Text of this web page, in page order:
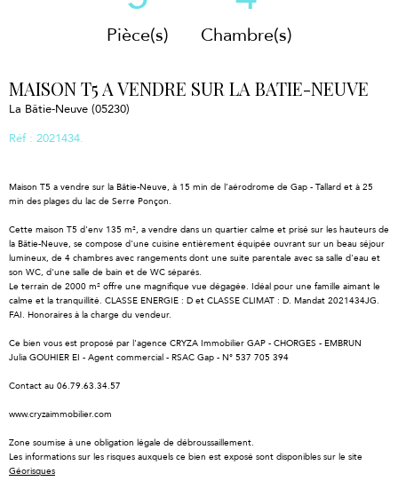
Pièce(s) Chambre(s)
MAISON T5 A VENDRE SUR LA BATIE-NEUVE
La Bâtie-Neuve (05230)
Réf : 2021434.
Maison T5 a vendre sur la Bâtie-Neuve, à 15 min de l’aérodrome de Gap - Tallard et à 25
min des plages du lac de Serre Ponçon.
Cette maison T5 d'env 135 m², a vendre dans un quartier calme et prisé sur les hauteurs de
la Bâtie-Neuve, se compose d'une cuisine entièrement équipée ouvrant sur un beau séjour
lumineux, de 4 chambres avec rangements dont une suite parentale avec sa salle d'eau et
son WC, d'une salle de bain et de WC séparés.
Le terrain de 2000 m² offre une magnifique vue dégagée. Idéal pour une famille aimant le
calme et la tranquillité. CLASSE ENERGIE : D et CLASSE CLIMAT : D. Mandat 2021434JG.
FAI. Honoraires à la charge du vendeur.
Ce bien vous est proposé par l'agence CRYZA Immobilier GAP - CHORGES - EMBRUN
Julia GOUHIER EI - Agent commercial - RSAC Gap - N° 537 705 394
Contact au 06.79.63.34.57
www.cryzaimmobilier.com
Zone soumise à une obligation légale de débroussaillement.
Les informations sur les risques auxquels ce bien est exposé sont disponibles sur le site
Géorisques